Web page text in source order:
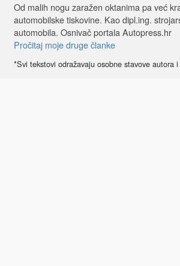
Od malih nogu zaražen oktanima pa već
automobilske tiskovine. Kao dipl.ing.
automobila. Osnivač portala Autopress.hr
Pročitaj moje druge članke
*Svi tekstovi odražavaju osobne stavove autora